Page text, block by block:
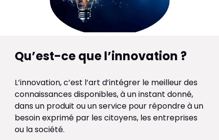
Qu’est-ce que l’innovation ?
L’innovation, c’est l’art d’intégrer le meilleur des
connaissances disponibles, à un instant donné,
dans un produit ou un service pour répondre à un
besoin exprimé par les citoyens, les entreprises
ou la société.